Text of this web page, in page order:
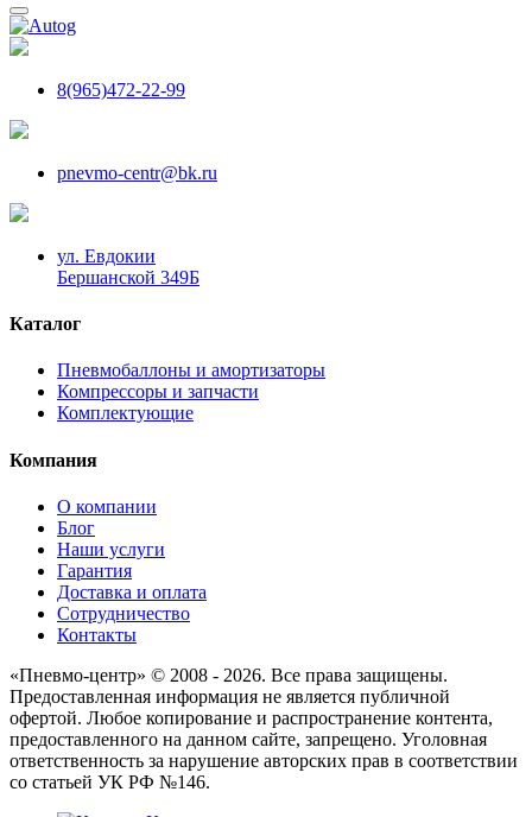
8(965)472-22-99
pnevmo-centr@bk.ru
ул. Евдокии
Бершанской 349Б
Каталог
Пневмобаллоны и амортизаторы
Компрессоры и запчасти
Комплектующие
Компания
О компании
Блог
Наши услуги
Гарантия
Доставка и оплата
Сотрудничество
Контакты
«Пневмо-центр» © 2008 - 2026. Все права защищены.
Предоставленная информация не является публичной
офертой. Любое копирование и распространение контента,
предоставленного на данном сайте, запрещено. Уголовная
ответственность за нарушение авторских прав в соответствии
со статьей УК РФ №146.